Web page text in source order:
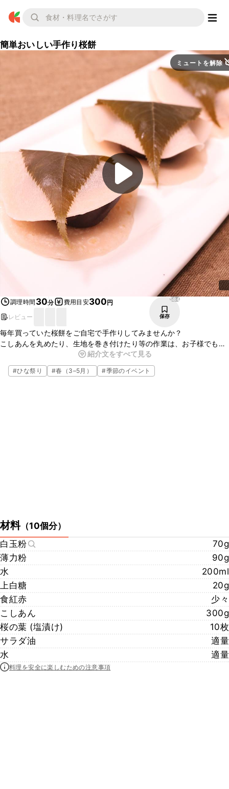
簡単おいしい手作り桜餅
ミュートを解除
調理時間 30分 費用目安300円
レビュー
584
保存
毎年買っていた桜餅をご自宅で手作りしてみませんか？
こしあんを丸めたり、生地を巻き付けたり等の作業は、お子様でも簡
単にできると思いますので、一緒に作るととても楽しくできますね。
ぜひ作ってみてくださいね。
紹介文をすべて見る
#ひな祭り #春（3–5月） #季節のイベント
材料（10個分）
白玉粉
70g
薄力粉
90g
水
200ml
上白糖
20g
食紅赤
少々
こしあん
300g
桜の葉 (塩漬け)
10枚
サラダ油
適量
水
適量
料理を安全に楽しむための注意事項